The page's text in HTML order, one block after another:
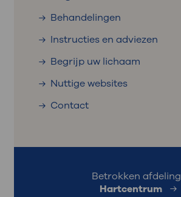
Behandelingen
Instructies en adviezen
Begrijp uw lichaam
Nuttige websites
Contact
Betrokken afdeling
Hartcentrum